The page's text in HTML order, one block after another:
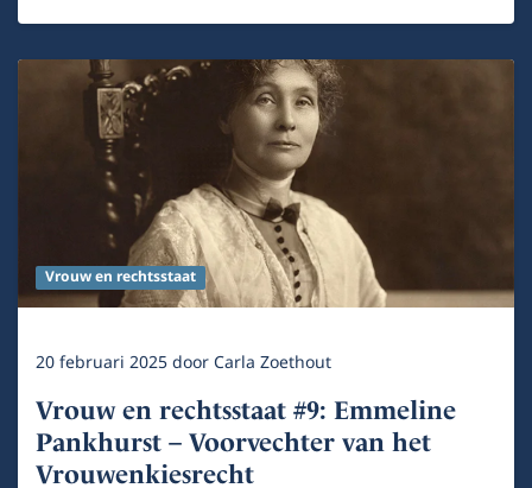
Vrouw en rechtsstaat
20 februari 2025doorCarla Zoethout
Vrouw en rechtsstaat #9: Emmeline
Pankhurst – Voorvechter van het
Vrouwenkiesrecht